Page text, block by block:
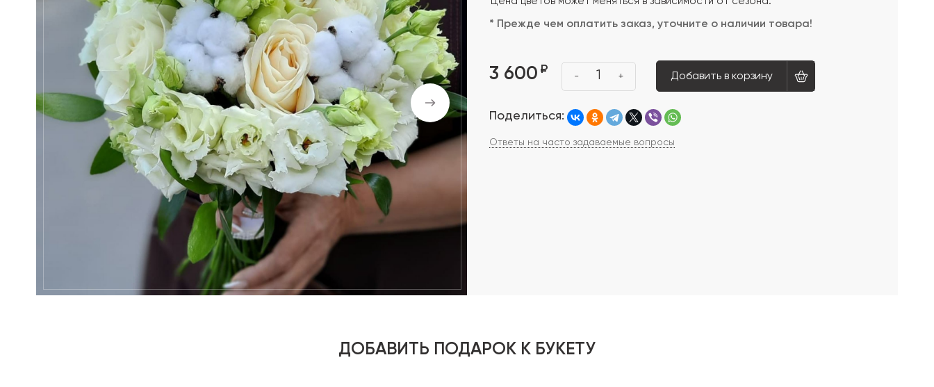
* Прежде чем оплатить заказ, уточните о наличии товара!
3 600 ₽
- 1 + Добавить в корзину
Поделиться:
Ответы на часто задаваемые вопросы
ДОБАВИТЬ ПОДАРОК К БУКЕТУ